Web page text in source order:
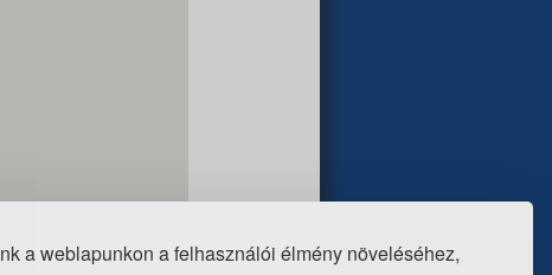
a weblapunkon a felhasználói élmény növeléséhez,